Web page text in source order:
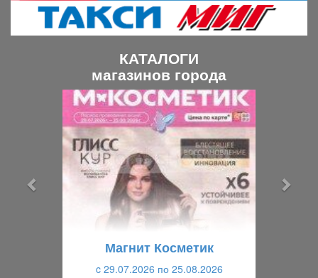
КАТАЛОГИ
магазинов города
Магнит Косметик
c 29.07.2026 по 25.08.2026